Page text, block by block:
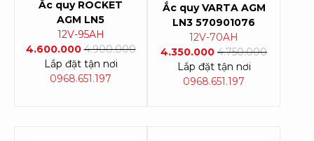
Ắc quy ROCKET
AGM LN5
12V-95AH
4.600.000 4.900.000
Lắp đặt tận nơi
0968.651.197
Ắc quyVARTA AGM
LN3 570901076
12V-70AH
4.350.000 4.750.000
Lắp đặt tận nơi
0968.651.197